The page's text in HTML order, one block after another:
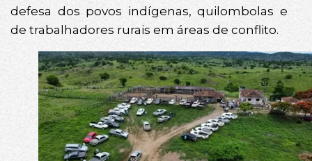
defesa dos povos indígenas, quilombolas e
de trabalhadores rurais em áreas de conflito.